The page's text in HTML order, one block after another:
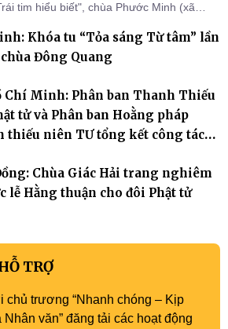
tim hiểu biết", chùa Phước Minh (xã
Khóa tu “Tỏa sáng Từ tâm” lần
Đông Quang
Chí Minh: Phân ban Thanh Thiếu
tử và Phân ban Hoằng pháp
thiếu niên TƯ tổng kết công tác
Chùa Giác Hải trang nghiêm
lễ Hằng thuận cho đôi Phật tử
TRỢ
chủ trương “Nhanh chóng – Kịp
văn” đăng tải các hoạt động